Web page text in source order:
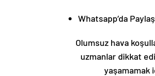
Whatsapp’da Paylaş
Olumsuz hava
uzmanlar dikkat
yaşamamak